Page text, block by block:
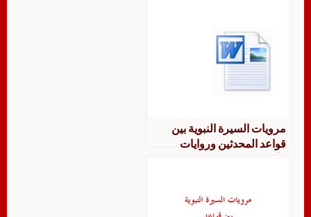
مرويات السيرة النبوية بين
قواعد المحدثين وروايات